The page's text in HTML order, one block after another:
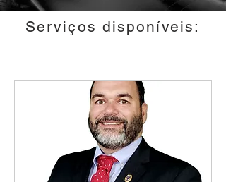
Serviços disponíveis: